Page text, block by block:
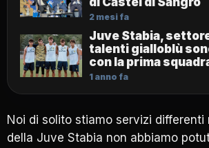
2 mesi fa
Juve Stabia,
talenti gialloblù
con la prima
1 anno fa
Noi di solito stiamo servizi differenti
della Juve Stabia non abbiamo